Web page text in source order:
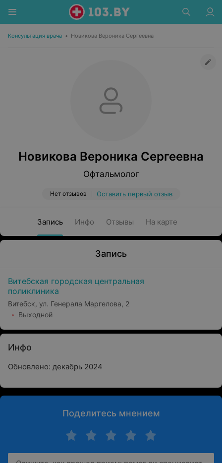
Консультация врача • Новикова Вероника Сергеевна
Новикова Вероника Сергеевна
Офтальмолог
Нет отзывов Оставить первый отзыв
Запись Инфо Отзывы На карте
Запись
Витебская городская центральная
поликлиника
Витебск, ул. Генерала Маргелова, 2
Выходной
Инфо
Обновлено: декабрь 2024
Поделитесь мнением